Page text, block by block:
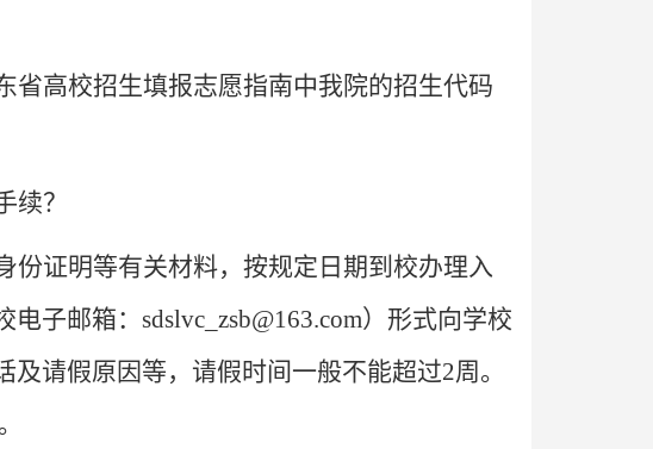
省高校招生填报志愿指南中我院的招生代码
？
份证明等有关材料，按规定日期到校办理入
子邮箱：sdslvc_zsb@163.com）形式向学校
请假原因等，请假时间一般不能超过2周。